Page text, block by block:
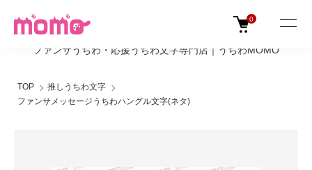
ファンサうちわ・応援うちわ文字専門店｜うちわMOMO
0
TOP
推しうちわ文字
ファンサメッセージうちわハングル文字(ネタ)